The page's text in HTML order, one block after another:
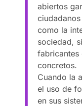
abiertos
como la
sociedad,
fabricantes
concretos.
Cuando la
el uso de
en sus